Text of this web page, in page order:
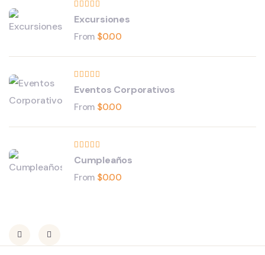
Excursiones
From $0.00
Eventos Corporativos
From $0.00
Cumpleaños
From $0.00